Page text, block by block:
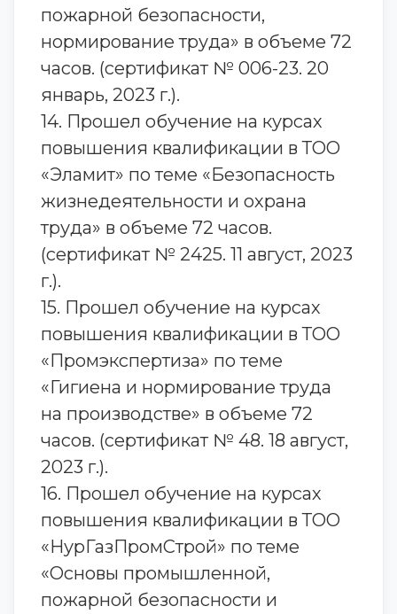
пожарной безопасности,
нормирование труда» в объеме 72
часов. (сертификат № 006-23. 20
январь, 2023 г.).
14. Прошел обучение на курсах
повышения квалификации в ТОО
«Эламит» по теме «Безопасность
жизнедеятельности и охрана
труда» в объеме 72 часов.
(сертификат № 2425. 11 август, 2023
г.).
15. Прошел обучение на курсах
повышения квалификации в ТОО
«Промэкспертиза» по теме
«Гигиена и нормирование труда
на производстве» в объеме 72
часов. (сертификат № 48. 18 август,
2023 г.).
16. Прошел обучение на курсах
повышения квалификации в ТОО
«НурГазПромСтрой» по теме
«Основы промышленной,
пожарной безопасности и